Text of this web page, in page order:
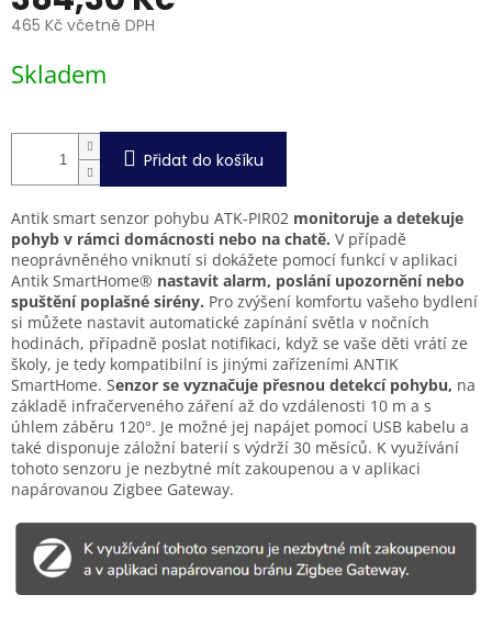
465 Kč včetně DPH
cena:
Skladem
Přidat do košíku
Antik smart senzor pohybu ATK-PIR02 monitoruje a detekuje
pohyb v rámci domácnosti nebo na chatě. V případě
neoprávněného vniknutí si dokážete pomocí funkcí v aplikaci
Antik SmartHome® nastavit alarm, poslání upozornění nebo
spuštění poplašné sirény. Pro zvýšení komfortu vašeho bydlení
si můžete nastavit automatické zapínání světla v nočních
hodinách, případně poslat notifikaci, když se vaše děti vrátí ze
školy, je tedy kompatibilní is jinými zařízeními ANTIK
SmartHome. Senzor se vyznačuje přesnou detekcí pohybu, na
základě infračerveného záření až do vzdálenosti 10 m a s
úhlem záběru 120°. Je možné jej napájet pomocí USB kabelu a
také disponuje záložní baterií s výdrží 30 měsíců. K využívání
tohoto senzoru je nezbytné mít zakoupenou a v aplikaci
napárovanou Zigbee Gateway.